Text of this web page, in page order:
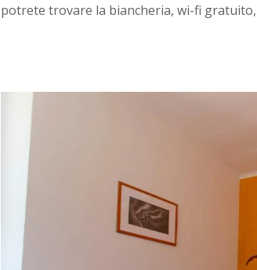
potrete trovare la biancheria, wi-fi